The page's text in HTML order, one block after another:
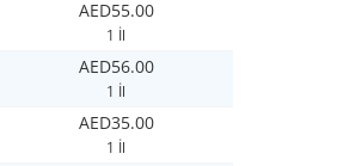
AED55.00
1 İl
AED56.00
1 İl
AED35.00
1 İl